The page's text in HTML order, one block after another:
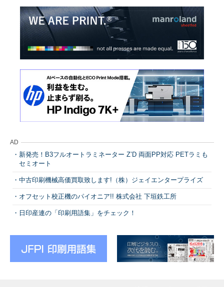
AD
新発売！B3フルオートラミネーター Z’D 両面PP対応 PETラミも
セミオート
中古印刷機械高価買取致します!（株）ジェイエンタープライズ
オフセット校正機のパイオニア!! 株式会社 下垣鉄工所
日印産連の「印刷用語集」をチェック！